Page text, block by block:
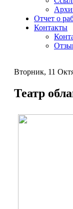
Отчет о
Контакты
Вторник, 11
Театр